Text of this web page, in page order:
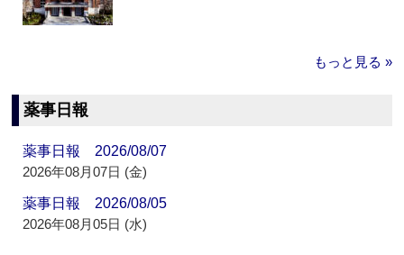
もっと見る »
薬事日報
薬事日報 2026/08/07
2026年08月07日 (金)
薬事日報 2026/08/05
2026年08月05日 (水)